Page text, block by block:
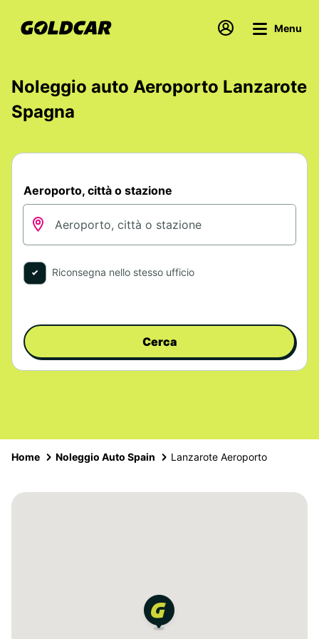
Menu
Noleggio auto Aeroporto Lanzarote
Spagna
Aeroporto, città o stazione
Riconsegna nello stesso ufficio
Cerca
Home Noleggio Auto Spain Lanzarote Aeroporto